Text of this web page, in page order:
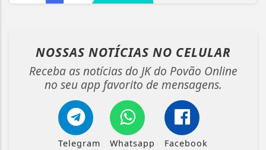
NOSSAS NOTÍCIAS NO CELULAR
Receba as notícias do JK do Povão Online
no seu app favorito de mensagens.
Telegram Whatsapp Facebook